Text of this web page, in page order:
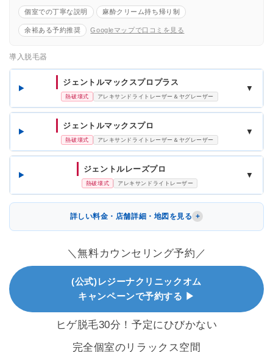
個室での丁寧な説明 麻酔クリーム持ち帰り制
余裕ある予約推奨 Googleマップで口コミを見る
導入脱毛器
ジェントルマックスプロプラス
熱破壊式 アレキサンドライトレーザー＆ヤグレーザー
▼
ジェントルマックスプロ
熱破壊式 アレキサンドライトレーザー＆ヤグレーザー
▼
ジェントルレーズプロ
熱破壊式 アレキサンドライトレーザー
▼
詳しい料金・店舗詳細・地図を見る
＼無料カウンセリング予約／
(公式)レジーナクリニックオム
キャンペーンで予約する ▶
ヒゲ脱毛30分！予定にひびかない
完全個室のリラックス空間